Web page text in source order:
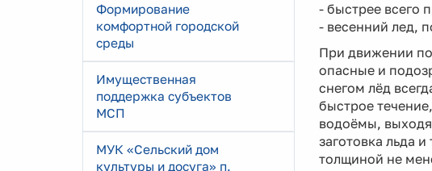
Формирование
комфортной городской
среды
Имущественная
поддержка субъектов
МСП
МУК «Сельский дом
культуры и досуга» п.
- быстрее всего
- весенний лед,
При движении по
опасные и
снегом лёд
быстрое
водоёмы,
заготовка льда
толщиной не